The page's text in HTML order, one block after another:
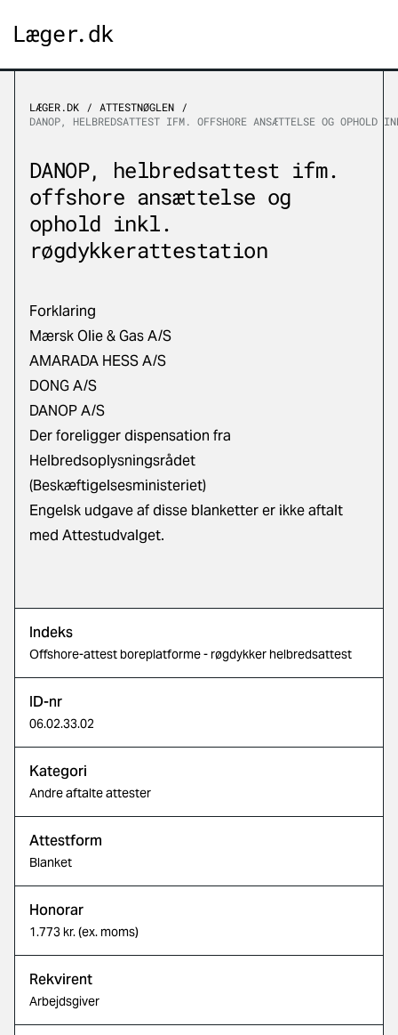
LÆGER.DK
ATTESTNØGLEN
DANOP, HELBREDSATTEST IFM. OFFSHORE ANSÆTTELSE OG OPHOLD
DANOP, helbredsattest ifm.
offshore ansættelse og
ophold inkl.
røgdykkerattestation
Forklaring
Mærsk Olie & Gas A/S
AMARADA HESS A/S
DONG A/S
DANOP A/S
Der foreligger dispensation fra
Helbredsoplysningsrådet
(Beskæftigelsesministeriet)
Engelsk udgave af disse blanketter er ikke aftalt
med Attestudvalget.
Indeks
Offshore-attest boreplatforme - røgdykker helbredsattest
ID-nr
06.02.33.02
Kategori
Andre aftalte attester
Attestform
Blanket
Honorar
1.773 kr. (ex. moms)
Rekvirent
Arbejdsgiver